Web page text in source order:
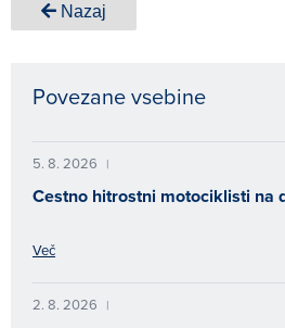
Nazaj
Povezane vsebine
5. 8. 2026 |
Cestno hitrostni motociklisti na
Več
2. 8. 2026 |